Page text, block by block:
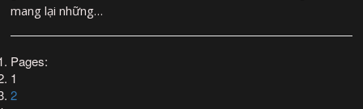
mang lại những…
Pages:
1
2